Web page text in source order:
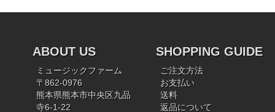
ABOUT US
ミュージックファーム
〒862-0976
熊本県熊本市中央区九品
寺6-1-22
SHOPPING GUIDE
ご注文方法
お支払い
送料
返品について